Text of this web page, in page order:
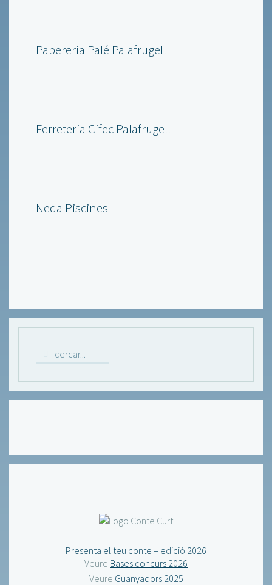
Papereria Palé Palafrugell
Ferreteria Cifec Palafrugell
Neda Piscines
Presenta el teu conte – edició 2026
Veure Bases concurs 2026
Veure Guanyadors 2025